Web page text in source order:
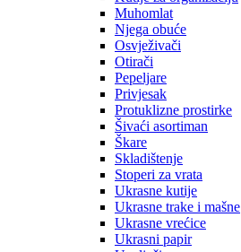
Muhomlat
Njega obuće
Osvježivači
Otirači
Pepeljare
Privjesak
Protuklizne prostirke
Šivaći asortiman
Škare
Skladištenje
Stoperi za vrata
Ukrasne kutije
Ukrasne trake i mašne
Ukrasne vrećice
Ukrasni papir